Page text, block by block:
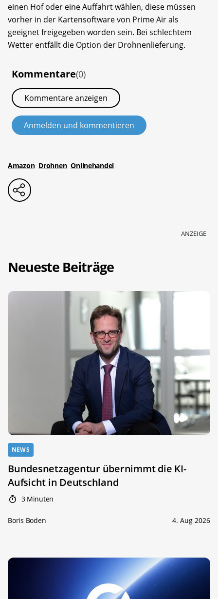
einen Hof oder eine Auffahrt wählen, diese müssen
vorher in der Kartensoftware von Prime Air als
geeignet freigegeben worden sein. Bei schlechtem
Wetter entfällt die Option der Drohnenlieferung.
Kommentare(0)
Kommentare anzeigen
Anmelden und kommentieren
Amazon Drohnen Onlinehandel
ANZEIGE
Neueste Beiträge
NEWS
Bundesnetzagentur übernimmt die KI-
Aufsicht in Deutschland
3 Minuten
Boris Boden 4. Aug 2026